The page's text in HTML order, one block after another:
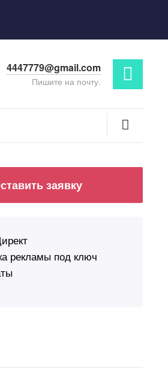
4447779@gmail.com
Пишите на почту.
заявку
рекламы под ключ